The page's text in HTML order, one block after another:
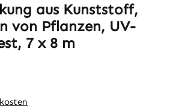
aus Kunststoff,
von Pflanzen, UV-
7 x 8 m